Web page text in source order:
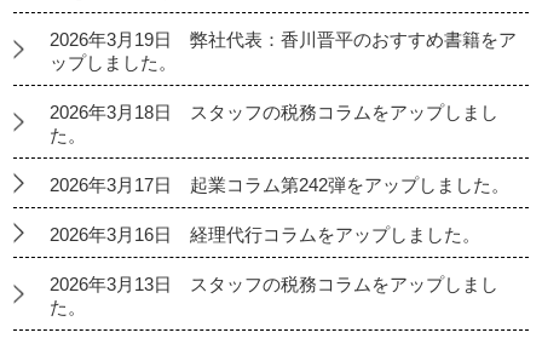
2026年3月19日 弊社代表：香川晋平のおすすめ書籍をア
ップしました。
2026年3月18日 スタッフの税務コラムをアップしまし
た。
2026年3月17日 起業コラム第242弾をアップしました。
2026年3月16日 経理代行コラムをアップしました。
2026年3月13日 スタッフの税務コラムをアップしまし
た。